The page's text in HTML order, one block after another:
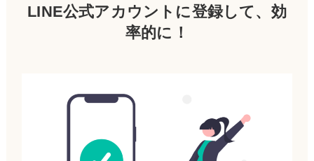
LINE公式アカウントに登録して、効
率的に！